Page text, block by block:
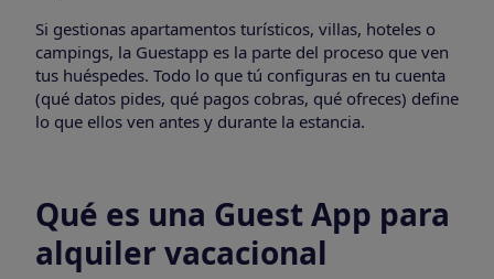
Si gestionas apartamentos turísticos, villas, hoteles o
campings, la Guestapp es la parte del proceso que ven
tus huéspedes. Todo lo que tú configuras en tu cuenta
(qué datos pides, qué pagos cobras, qué ofreces) define
lo que ellos ven antes y durante la estancia.
Qué es una Guest App para
alquiler vacacional